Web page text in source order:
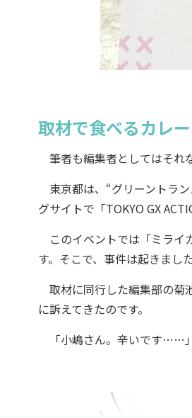
取材で食べるカレ
筆者も編集者としてはそれ
東京都は、“グリーントラ
グサイトで「TOKYO GX
このイベントでは「ミライ
す。そこで、事件は起きました
取材に同行した編集部の菊
に訴えてきたのです。
「小嶋さん。辛いです……」